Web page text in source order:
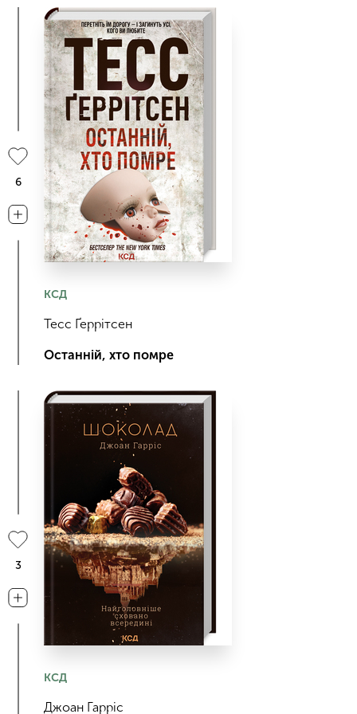
КСД
Тесс Ґеррітсен
Останній, хто помре
6
КСД
Джоан Гарріс
3